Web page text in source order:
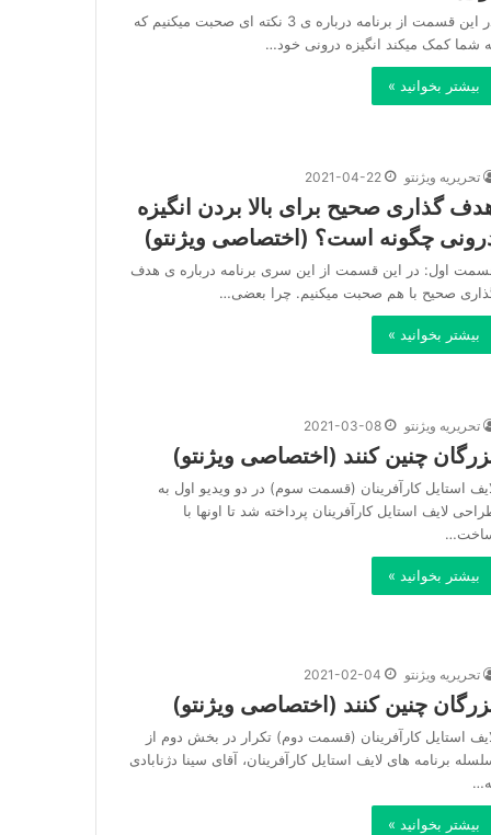
در این قسمت از برنامه درباره ی 3 نکته ای صحبت میکنیم که
شما کمک میکند انگیزه درونی خود…
بیشتر بخوانید »
تحریریه ویژنتو 2021-04-22
گذاری صحیح برای بالا بردن انگیزه
چگونه است؟ (اختصاصی ویژنتو)
اول: در این قسمت از این سری برنامه درباره ی هدف
صحیح با هم صحبت میکنیم. چرا بعضی…
بیشتر بخوانید »
تحریریه ویژنتو 2021-03-08
چنین کنند (اختصاصی ویژنتو)
استایل کارآفرینان (قسمت سوم) در دو‌ ویدیو‌ اول به
لایف استایل کارآفرینان پرداخته شد تا اونها با
بیشتر بخوانید »
تحریریه ویژنتو 2021-02-04
چنین کنند (اختصاصی ویژنتو)
استایل کارآفرینان (قسمت دوم) تکرار در بخش دوم از
برنامه های لایف استایل کارآفرینان، آقای سینا دژنابادی
بیشتر بخوانید »